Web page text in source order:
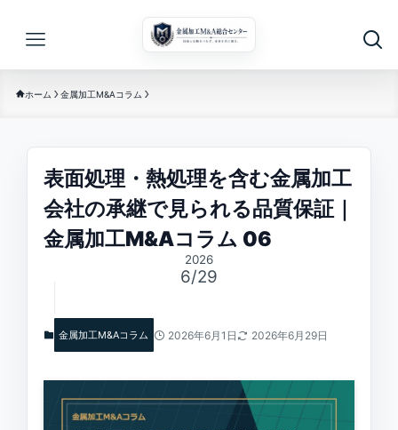
ホーム 金属加工M&Aコラム
表面処理・熱処理を含む金属加工
会社の承継で見られる品質保証｜
金属加工M&Aコラム 06
2026
6/29
金属加工M&Aコラム 2026年6月1日 2026年6月29日